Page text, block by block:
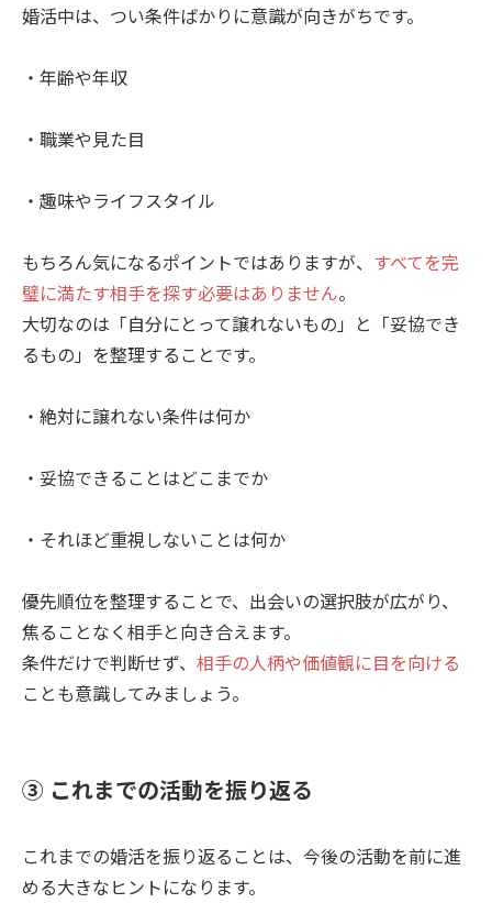
婚活中は、つい条件ばかりに意識が向きがちです。
・年齢や年収
・職業や見た目
・趣味やライフスタイル
もちろん気になるポイントではありますが、 すべてを完
璧に満たす相手を探す必要はありません。
大切なのは「自分にとって譲れないもの」と「妥協でき
るもの」を整理することです。
・絶対に譲れない条件は何か
・妥協できることはどこまでか
・それほど重視しないことは何か
優先順位を整理することで、出会いの選択肢が広がり、
焦ることなく相手と向き合えます。
条件だけで判断せず、 相手の人柄や価値観に目を向ける
ことも意識してみましょう。
③ これまでの活動を振り返る
これまでの婚活を振り返ることは、今後の活動を前に進
める大きなヒントになります。